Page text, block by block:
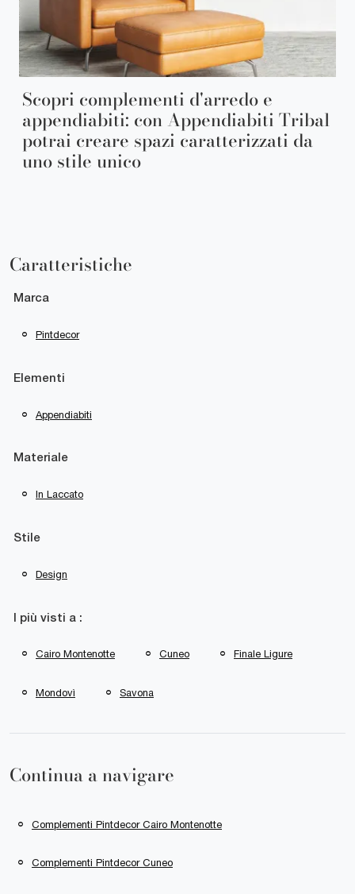
Scopri complementi d'arredo e
appendiabiti: con Appendiabiti Tribal
potrai creare spazi caratterizzati da
uno stile unico
Caratteristiche
Marca
Pintdecor
Elementi
Appendiabiti
Materiale
In Laccato
Stile
Design
I più visti a :
Cairo Montenotte Cuneo Finale Ligure
Mondovì Savona
Continua a navigare
Complementi Pintdecor Cairo Montenotte
Complementi Pintdecor Cuneo